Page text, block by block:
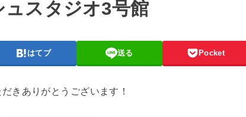
ュスタジオ3号館
はてブ 送る Pocket
きありがとうございます！